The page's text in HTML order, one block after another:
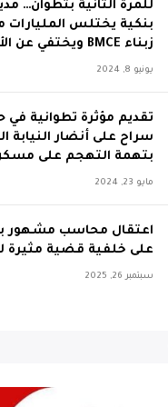
للمرة الثانية بتطوان…
بنكية يختلس المليارات
زبناء BMCE ويختفي عن الأنظار.
يونيو 8, 2024
تقديم مؤثرة تطوانية في
سراح على أنضار النيابة
بتهمة التهجم على
مايو 23, 2024
اعتقال محاسب مشهور
على خلفية قضية مثيرة
سبتمبر 26, 2025